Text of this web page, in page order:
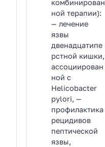
комбинирован
ной терапии):
— лечение
язвы
двенадцатипе
рстной кишки,
ассоциирован
ной с
Helicobacter
pylori, —
профилактика
рецидивов
пептической
язвы,